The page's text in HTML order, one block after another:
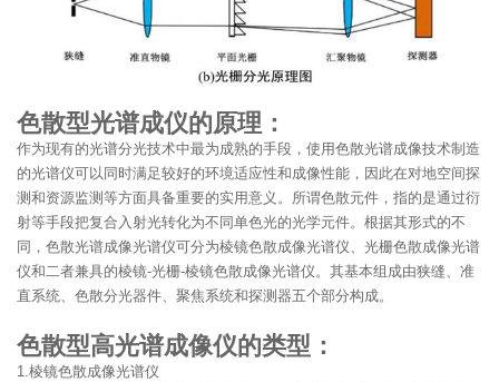
色散型光谱成仪的原理：
作为现有的光谱分光技术中最为成熟的手段，使用色散光谱成像技术制造
的光谱仪可以同时满足较好的环境适应性和成像性能，因此在对地空间探
测和资源监测等方面具备重要的实用意义。所谓色散元件，指的是通过衍
射等手段把复合入射光转化为不同单色光的光学元件。根据其形式的不
同，色散光谱成像光谱仪可分为棱镜色散成像光谱仪、光栅色散成像光谱
仪和二者兼具的棱镜-光栅-棱镜色散成像光谱仪。其基本组成由狭缝、准
直系统、色散分光器件、聚焦系统和探测器五个部分构成。
色散型高光谱成像仪的类型：
1.棱镜色散成像光谱仪